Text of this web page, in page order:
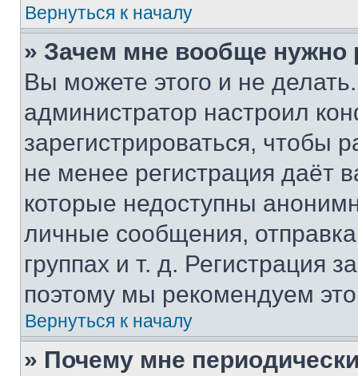
Вернуться к началу
» Зачем мне вообще нужно
Вы можете этого и не
администратор настроил
зарегистрироваться, чтобы
не менее регистрация даёт
которые недоступны
личные сообщения,
группах и т. д. Регистрация
поэтому мы рекомендуем
Вернуться к началу
» Почему мне